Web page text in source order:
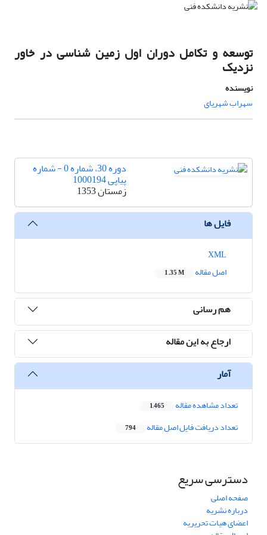
توسعه و تکامل دوران اول زمین شناسی در خاور
نزدیک
نویسنده
سهراب شهریای
دوره 30، شماره 0 - شماره
پیاپی 1000194
زمستان 1353
فایل ها
اصل مقاله
1.35 M
هم رسانی
ارجاع به این مقاله
آمار
تعداد مشاهده مقاله 1,465
تعداد دریافت فایل اصل مقاله 794
دسترسی سریع
صفحه اصلی
درباره نشریه
اعضای هیات تحریریه